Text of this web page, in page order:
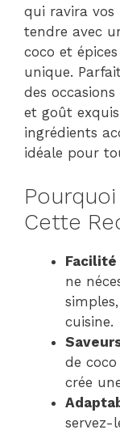
qui ravira vos
tendre avec
coco et
unique.
des
et goût
ingrédients
idéale pour
Cette
ne
cuisine.
de
crée
servez-